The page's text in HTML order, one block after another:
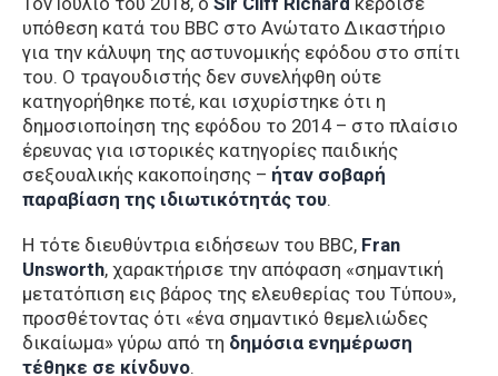
υπόθεση κατά του BBC στο Ανώτατο Δικαστήριο
για την κάλυψη της αστυνομικής εφόδου στο σπίτι
του. Ο τραγουδιστής δεν συνελήφθη ούτε
κατηγορήθηκε ποτέ, και ισχυρίστηκε ότι η
δημοσιοποίηση της εφόδου το 2014 – στο πλαίσιο
έρευνας για ιστορικές κατηγορίες παιδικής
σεξουαλικής κακοποίησης – ήταν σοβαρή
παραβίαση της ιδιωτικότητάς του.
Η τότε διευθύντρια ειδήσεων του BBC, Fran
Unsworth, χαρακτήρισε την απόφαση «σημαντική
μετατόπιση εις βάρος της ελευθερίας του Τύπου»,
προσθέτοντας ότι «ένα σημαντικό θεμελιώδες
δικαίωμα» γύρω από τη δημόσια ενημέρωση
τέθηκε σε κίνδυνο.